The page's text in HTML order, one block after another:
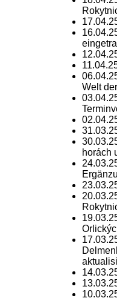
Welt
horách